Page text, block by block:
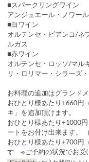
■スパークリングワイン
アンジュエール・ノワー
■白ワイン
オルテンセ・ビアンコ/ネ
ルガス
■赤ワイン
オルテンセ・ロッソ/マル
リ・ロリマー・シラーズ
お料理の追加はグランド
おひとり様あたり+660円
キ」を追加頂けます。
おひとり様あたり+1000
ートをお付け出来ます。
おひとり様あたり+700円
す ※ご予約の状況でお受